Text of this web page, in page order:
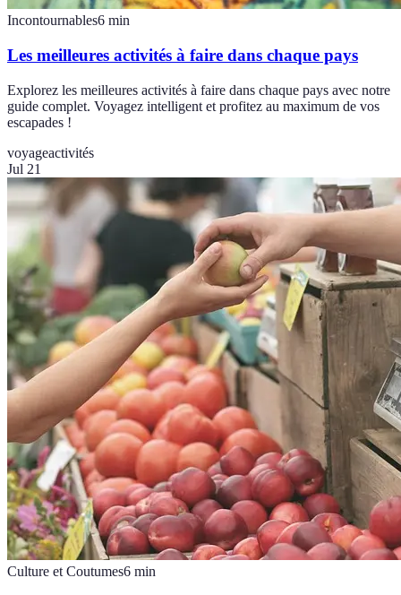
Incontournables6 min
Les meilleures activités à faire dans chaque pays
Explorez les meilleures activités à faire dans chaque pays avec notre
guide complet. Voyagez intelligent et profitez au maximum de vos
escapades !
voyageactivités
Jul 21
Culture et Coutumes6 min